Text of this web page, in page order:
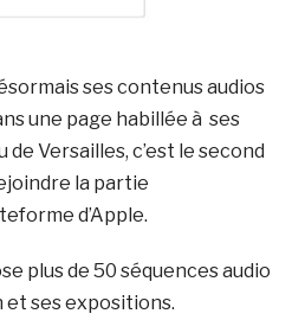
ses contenus audios
une page habillée à ses
Versailles, c’est le second
la partie
d’Apple.
plus de 50 séquences audio
et ses expositions.